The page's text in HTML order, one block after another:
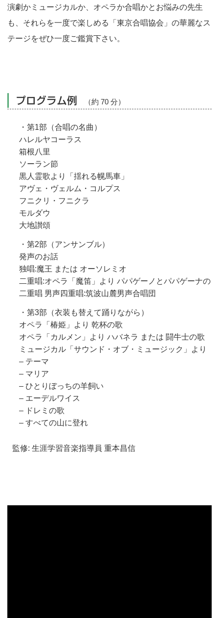
演劇かミュージカルか、オペラか合唱かとお悩みの先生
も、それらを一度で楽しめる「東京合唱協会」の華麗なス
テージをぜひ一度ご鑑賞下さい。
プログラム例 （約 70 分）
・第1部（合唱の名曲）
ハレルヤコーラス
箱根八里
ソーラン節
黒人霊歌より「揺れる幌馬車」
アヴェ・ヴェルム・コルプス
フニクリ・フニクラ
モルダウ
大地讃頌
・第2部（アンサンブル）
発声のお話
独唱:魔王 または オーソレミオ
二重唱:オペラ「魔笛」より パパゲーノとパパゲーナの
二重唱 男声四重唱:筑波山麓男声合唱団
・第3部（衣装も替えて踊りながら）
オペラ「椿姫」より 乾杯の歌
オペラ「カルメン」より ハバネラ または 闘牛士の歌
ミュージカル「サウンド・オブ・ミュージック」より
– テーマ
– マリア
– ひとりぼっちの羊飼い
– エーデルワイス
– ドレミの歌
– すべての山に登れ
監修: 生涯学習音楽指導員 重本昌信